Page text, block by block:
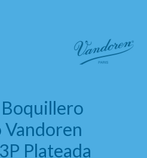
Plateada